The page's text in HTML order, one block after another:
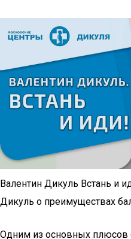
Валентин Дикуль Встань и
Дикуль о преимуществах
Одним из основных плюсов